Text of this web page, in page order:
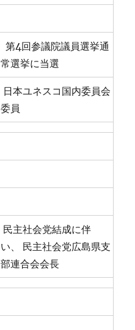
第4回参議院議員選挙通
常選挙に当選
日本ユネスコ国内委員会
委員
民主社会党結成に伴
い、 民主社会党広島県支
部連合会会長